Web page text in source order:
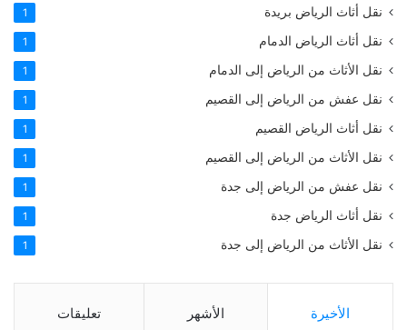
نقل أثاث الرياض بريدة 1
نقل أثاث الرياض الدمام 1
نقل الأثاث من الرياض إلى الدمام 1
نقل عفش من الرياض إلى القصيم 1
نقل أثاث الرياض القصيم 1
نقل الأثاث من الرياض إلى القصيم 1
نقل عفش من الرياض إلى جدة 1
نقل أثاث الرياض جدة 1
نقل الأثاث من الرياض إلى جدة 1
الأخيرة الأشهر تعليقات